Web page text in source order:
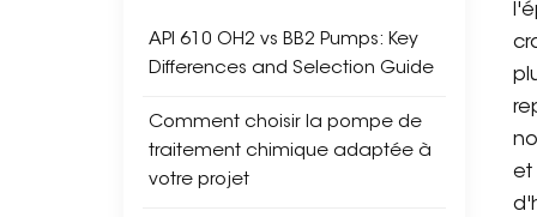
et
API 610 OH2 vs BB2 Pumps: Key
Differences and Selection Guide
Comment choisir la pompe de
traitement chimique adaptée à
votre projet